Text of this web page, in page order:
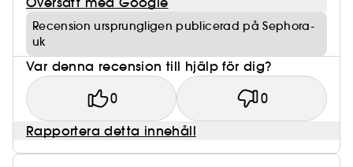
Recension ursprungligen publicerad på Sephora-
uk
Var denna recension till hjälp för dig?
0 0
Rapportera detta innehåll